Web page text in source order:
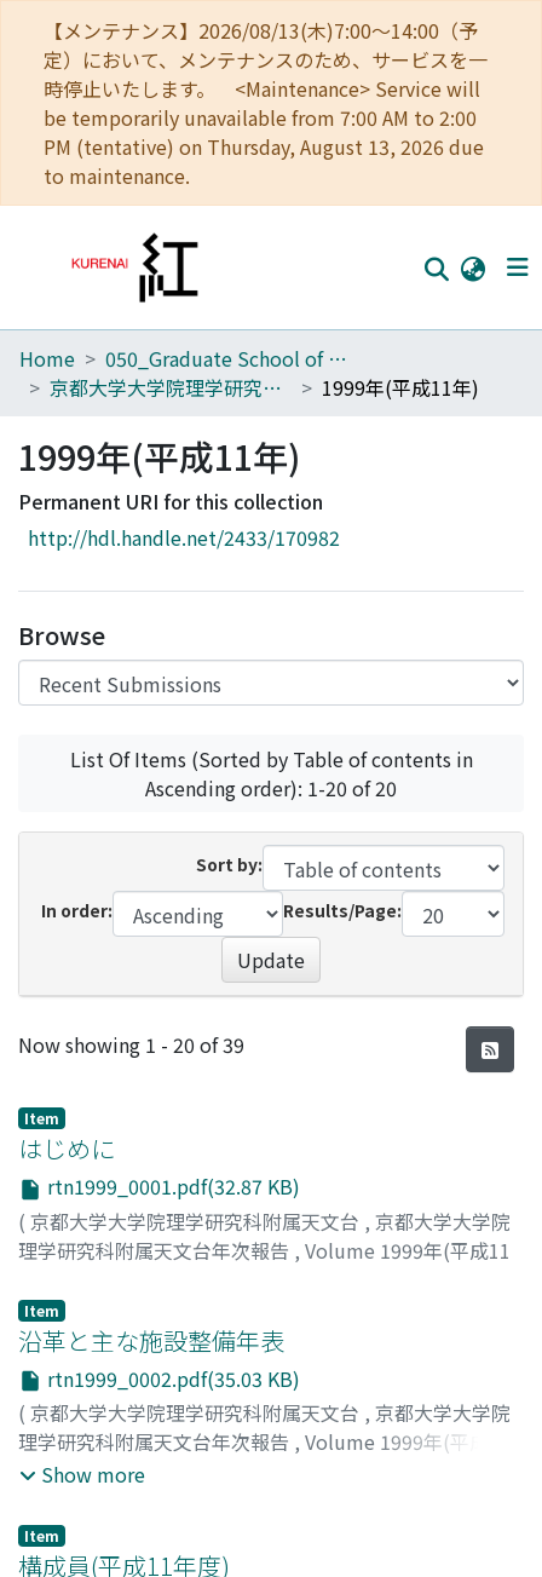
【メンテナンス】2026/08/13(木)7:00～14:00（予
定）において、メンテナンスのため、サービスを一
時停止いたします。 <Maintenance> Service will
be temporarily unavailable from 7:00 AM to 2:00
PM (tentative) on Thursday, August 13, 2026 due
to maintenance.
Home
Browse
Download Ranking
Access Statistics
Home
050_Graduate School of Science
京都大学大学院理学研究科附属天文台年次報告
1999年(平成11年)
1999年(平成11年)
Permanent URI for this collection
http://hdl.handle.net/2433/170982
Browse
List Of Items (Sorted by Table of contents in
Ascending order): 1-20 of 20
Sort by:
In order:
Results/Page:
Update
Recent Submissions
Now showing 1 - 20 of 39
Item
はじめに
rtn1999_0001.pdf(32.87 KB)
( 京都大学大学院理学研究科附属天文台 , 京都大学大学院
理学研究科附属天文台年次報告 , Volume 1999年(平成11
黒河, 宏企
Item
沿革と主な施設整備年表
rtn1999_0002.pdf(35.03 KB)
( 京都大学大学院理学研究科附属天文台 , 京都大学大学院
理学研究科附属天文台年次報告 , Volume 1999年(平成11
年),2000,pp.2-2
Show more
Item
構成員(平成11年度)